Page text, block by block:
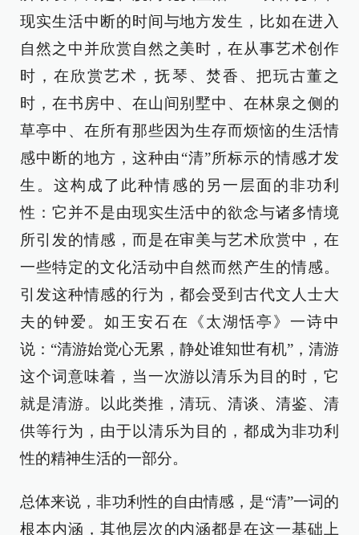
现实生活中断的时间与地方发生，比如在进入
自然之中并欣赏自然之美时，在从事艺术创作
时，在欣赏艺术，抚琴、焚香、把玩古董之
时，在书房中、在山间别墅中、在林泉之侧的
草亭中、在所有那些因为生存而烦恼的生活情
感中断的地方，这种由“清”所标示的情感才发
生。这构成了此种情感的另一层面的非功利
性：它并不是由现实生活中的欲念与诸多情境
所引发的情感，而是在审美与艺术欣赏中，在
一些特定的文化活动中自然而然产生的情感。
引发这种情感的行为，都会受到古代文人士大
夫的钟爱。如王安石在《太湖恬亭》一诗中
说：“清游始觉心无累，静处谁知世有机”，清游
这个词意味着，当一次游以清乐为目的时，它
就是清游。以此类推，清玩、清谈、清鉴、清
供等行为，由于以清乐为目的，都成为非功利
性的精神生活的一部分。
总体来说，非功利性的自由情感，是“清”一词的
根本内涵，其他层次的内涵都是在这一基础上